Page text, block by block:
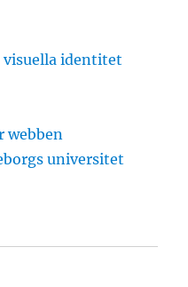
visuella identitet
webben
universitet